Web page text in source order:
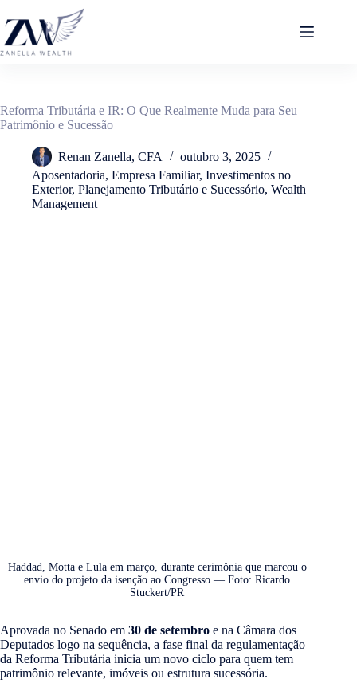
para
conteúdo
Reforma Tributária e IR: O Que Realmente Muda para Seu
Patrimônio e Sucessão
Renan Zanella, CFA
outubro 3, 2025
Aposentadoria, Empresa Familiar, Investimentos no
Exterior, Planejamento Tributário e Sucessório, Wealth
Management
Haddad, Motta e Lula em março, durante cerimônia que marcou o
envio do projeto da isenção ao Congresso — Foto: Ricardo
Stuckert/PR
Aprovada no Senado em 30 de setembro e na Câmara dos
Deputados logo na sequência, a fase final da regulamentação
da Reforma Tributária inicia um novo ciclo para quem tem
patrimônio relevante, imóveis ou estrutura sucessória.